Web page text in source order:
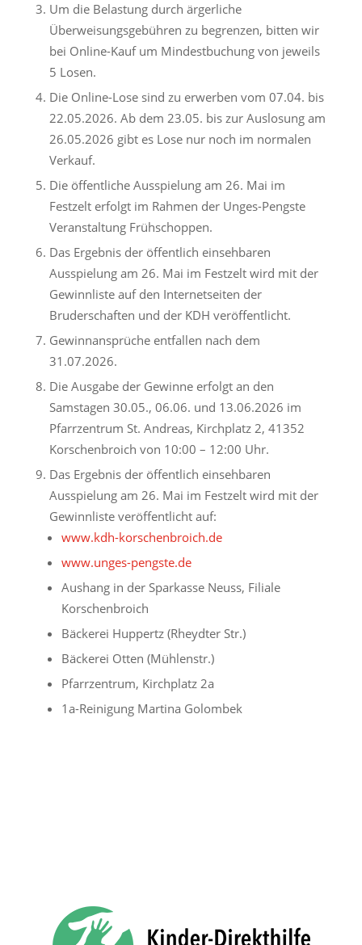
Um die Belastung durch ärgerliche
Überweisungsgebühren zu begrenzen, bitten wir
bei Online-Kauf um Mindestbuchung von jeweils
5 Losen.
Die Online-Lose sind zu erwerben vom 07.04. bis
22.05.2026. Ab dem 23.05. bis zur Auslosung am
26.05.2026 gibt es Lose nur noch im normalen
Verkauf.
Die öffentliche Ausspielung am 26. Mai im
Festzelt erfolgt im Rahmen der Unges-Pengste
Veranstaltung Frühschoppen.
Das Ergebnis der öffentlich einsehbaren
Ausspielung am 26. Mai im Festzelt wird mit der
Gewinnliste auf den Internetseiten der
Bruderschaften und der KDH veröffentlicht.
Gewinnansprüche entfallen nach dem
31.07.2026.
Die Ausgabe der Gewinne erfolgt an den
Samstagen 30.05., 06.06. und 13.06.2026 im
Pfarrzentrum St. Andreas, Kirchplatz 2, 41352
Korschenbroich von 10:00 – 12:00 Uhr.
Das Ergebnis der öffentlich einsehbaren
Ausspielung am 26. Mai im Festzelt wird mit der
Gewinnliste veröffentlicht auf:
www.kdh-korschenbroich.de
www.unges-pengste.de
Aushang in der Sparkasse Neuss, Filiale
Korschenbroich
Bäckerei Huppertz (Rheydter Str.)
Bäckerei Otten (Mühlenstr.)
Pfarrzentrum, Kirchplatz 2a
1a-Reinigung Martina Golombek